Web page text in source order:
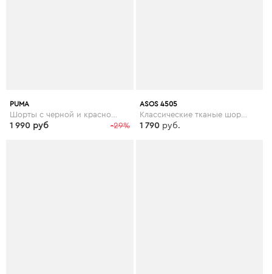
PUMA
-29%
1 990 руб
ASOS 4505
Классические тканые шорты 2 в 1 ASOS 4505 - Черный
1 790 руб.